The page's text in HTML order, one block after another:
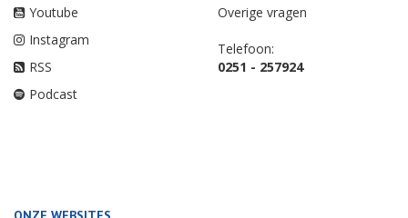
Youtube
Instagram
RSS
Podcast
Overige vragen
Telefoon:
0251 - 257924